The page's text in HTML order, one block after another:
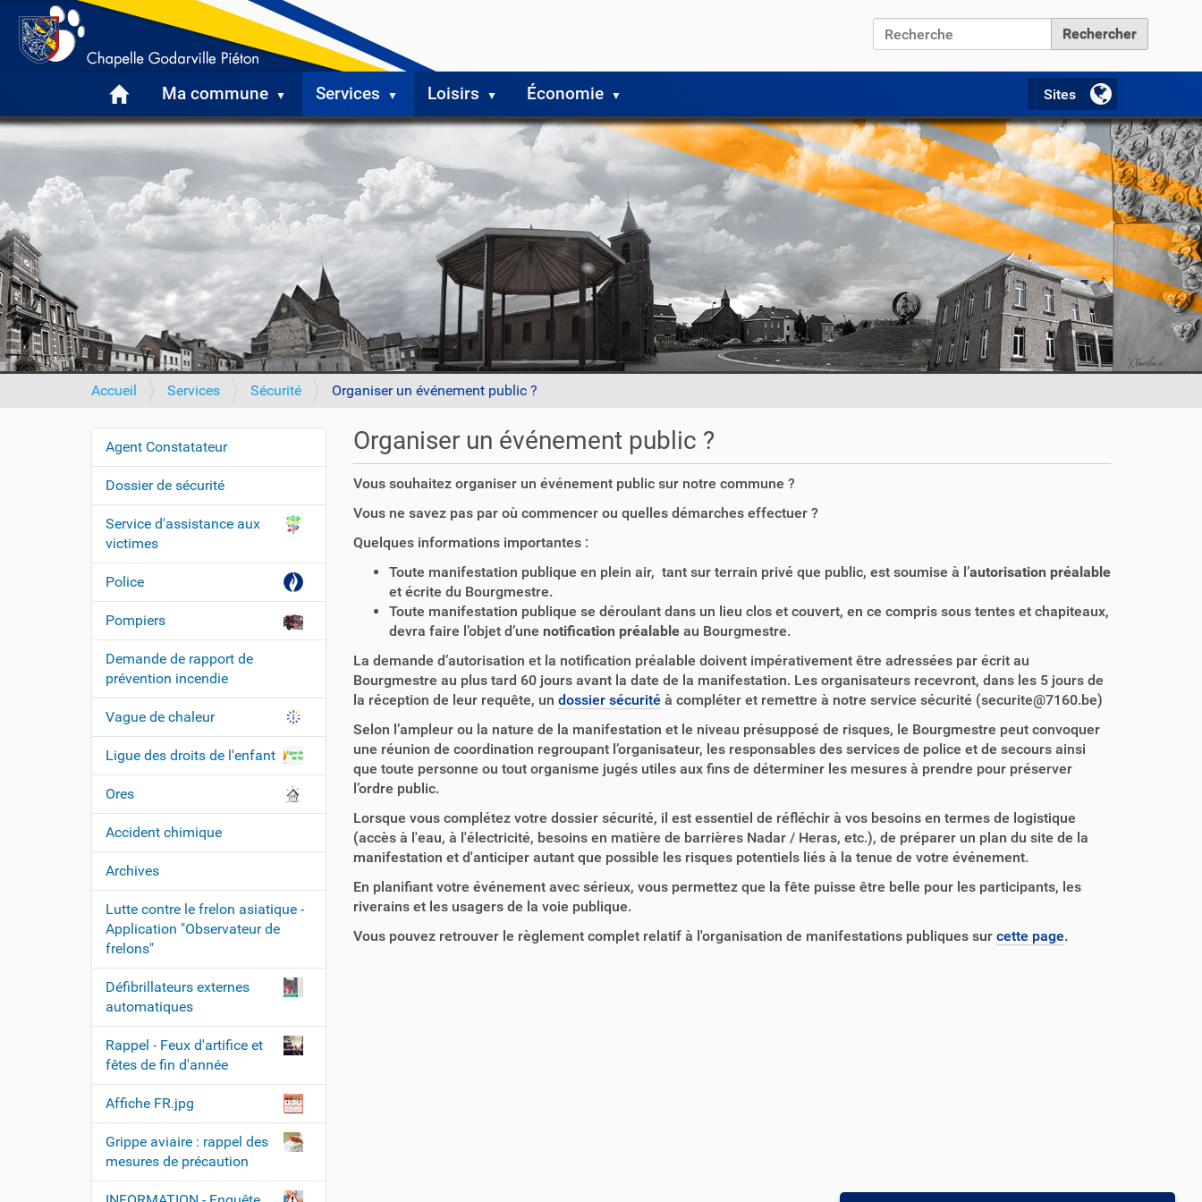
Chercher par
Ma commune Services Loisirs Économie
V
u
ê
e
c
Accueil Services Sécurité Organiser un événement public ?
Organiser un événement public ?
Vous souhaitez organiser un événement public sur notre commune ?
Vous ne savez pas par où commencer ou quelles démarches effectuer ?
Quelques informations importantes :
Toute manifestation publique en plein air, tant sur terrain privé que public, est soumise à l’autorisation préalable
et écrite du Bourgmestre.
Toute manifestation publique se déroulant dans un lieu clos et couvert, en ce compris sous tentes et chapiteaux,
devra faire l’objet d’une notification préalableau Bourgmestre.
La demande d’autorisation et la notification préalable doivent impérativement être adressées par écrit au
Bourgmestre au plus tard 60 jours avant la date de la manifestation. Les organisateurs recevront, dans les 5 jours de
la réception de leur requête, un dossier sécurité à compléter et remettre à notre service sécurité (securite@7160.be)
Selon l’ampleur ou la nature de la manifestation et le niveau présupposé de risques, le Bourgmestre peut convoquer
une réunion de coordination regroupant l’organisateur, les responsables des services de police et de secours ainsi
que toute personne ou tout organisme jugés utiles aux fins de déterminer les mesures à prendre pour préserver
l’ordre public.
Lorsque vous complétez votre dossier sécurité, il est essentiel de réfléchir à vos besoins en termes de logistique
(accès à l'eau, à l'électricité, besoins en matière de barrières Nadar / Heras, etc.), de préparer un plan du site de la
manifestation et d'anticiper autant que possible les risques potentiels liés à la tenue de votre événement.
En planifiant votre événement avec sérieux, vous permettez que la fête puisse être belle pour les participants, les
riverains et les usagers de la voie publique.
Vous pouvez retrouver le règlement complet relatif à l'organisation de manifestations publiques sur cette page.
N
a
v
i
g
a
t
i
o
n
Agent Constatateur
Dossier de sécurité
Service d'assistance aux
victimes
Police
Pompiers
Demande de rapport de
prévention incendie
Vague de chaleur
Ligue des droits de l'enfant
Ores
Accident chimique
Archives
Lutte contre le frelon asiatique -
Application "Observateur de
frelons"
Défibrillateurs externes
automatiques
Rappel - Feux d'artifice et
fêtes de fin d'année
Affiche FR.jpg
Grippe aviaire : rappel des
mesures de précaution